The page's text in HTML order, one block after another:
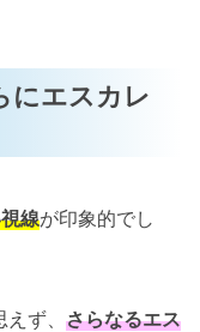
にエスカレ
線が印象的でし
ず、 さらなるエス